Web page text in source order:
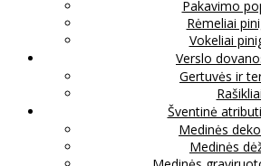
Pakavimo
Rėmeliai
Vokeliai
Verslo
Gertuvės ir
Rašikliai
Šventinė
Medinės
Medinės